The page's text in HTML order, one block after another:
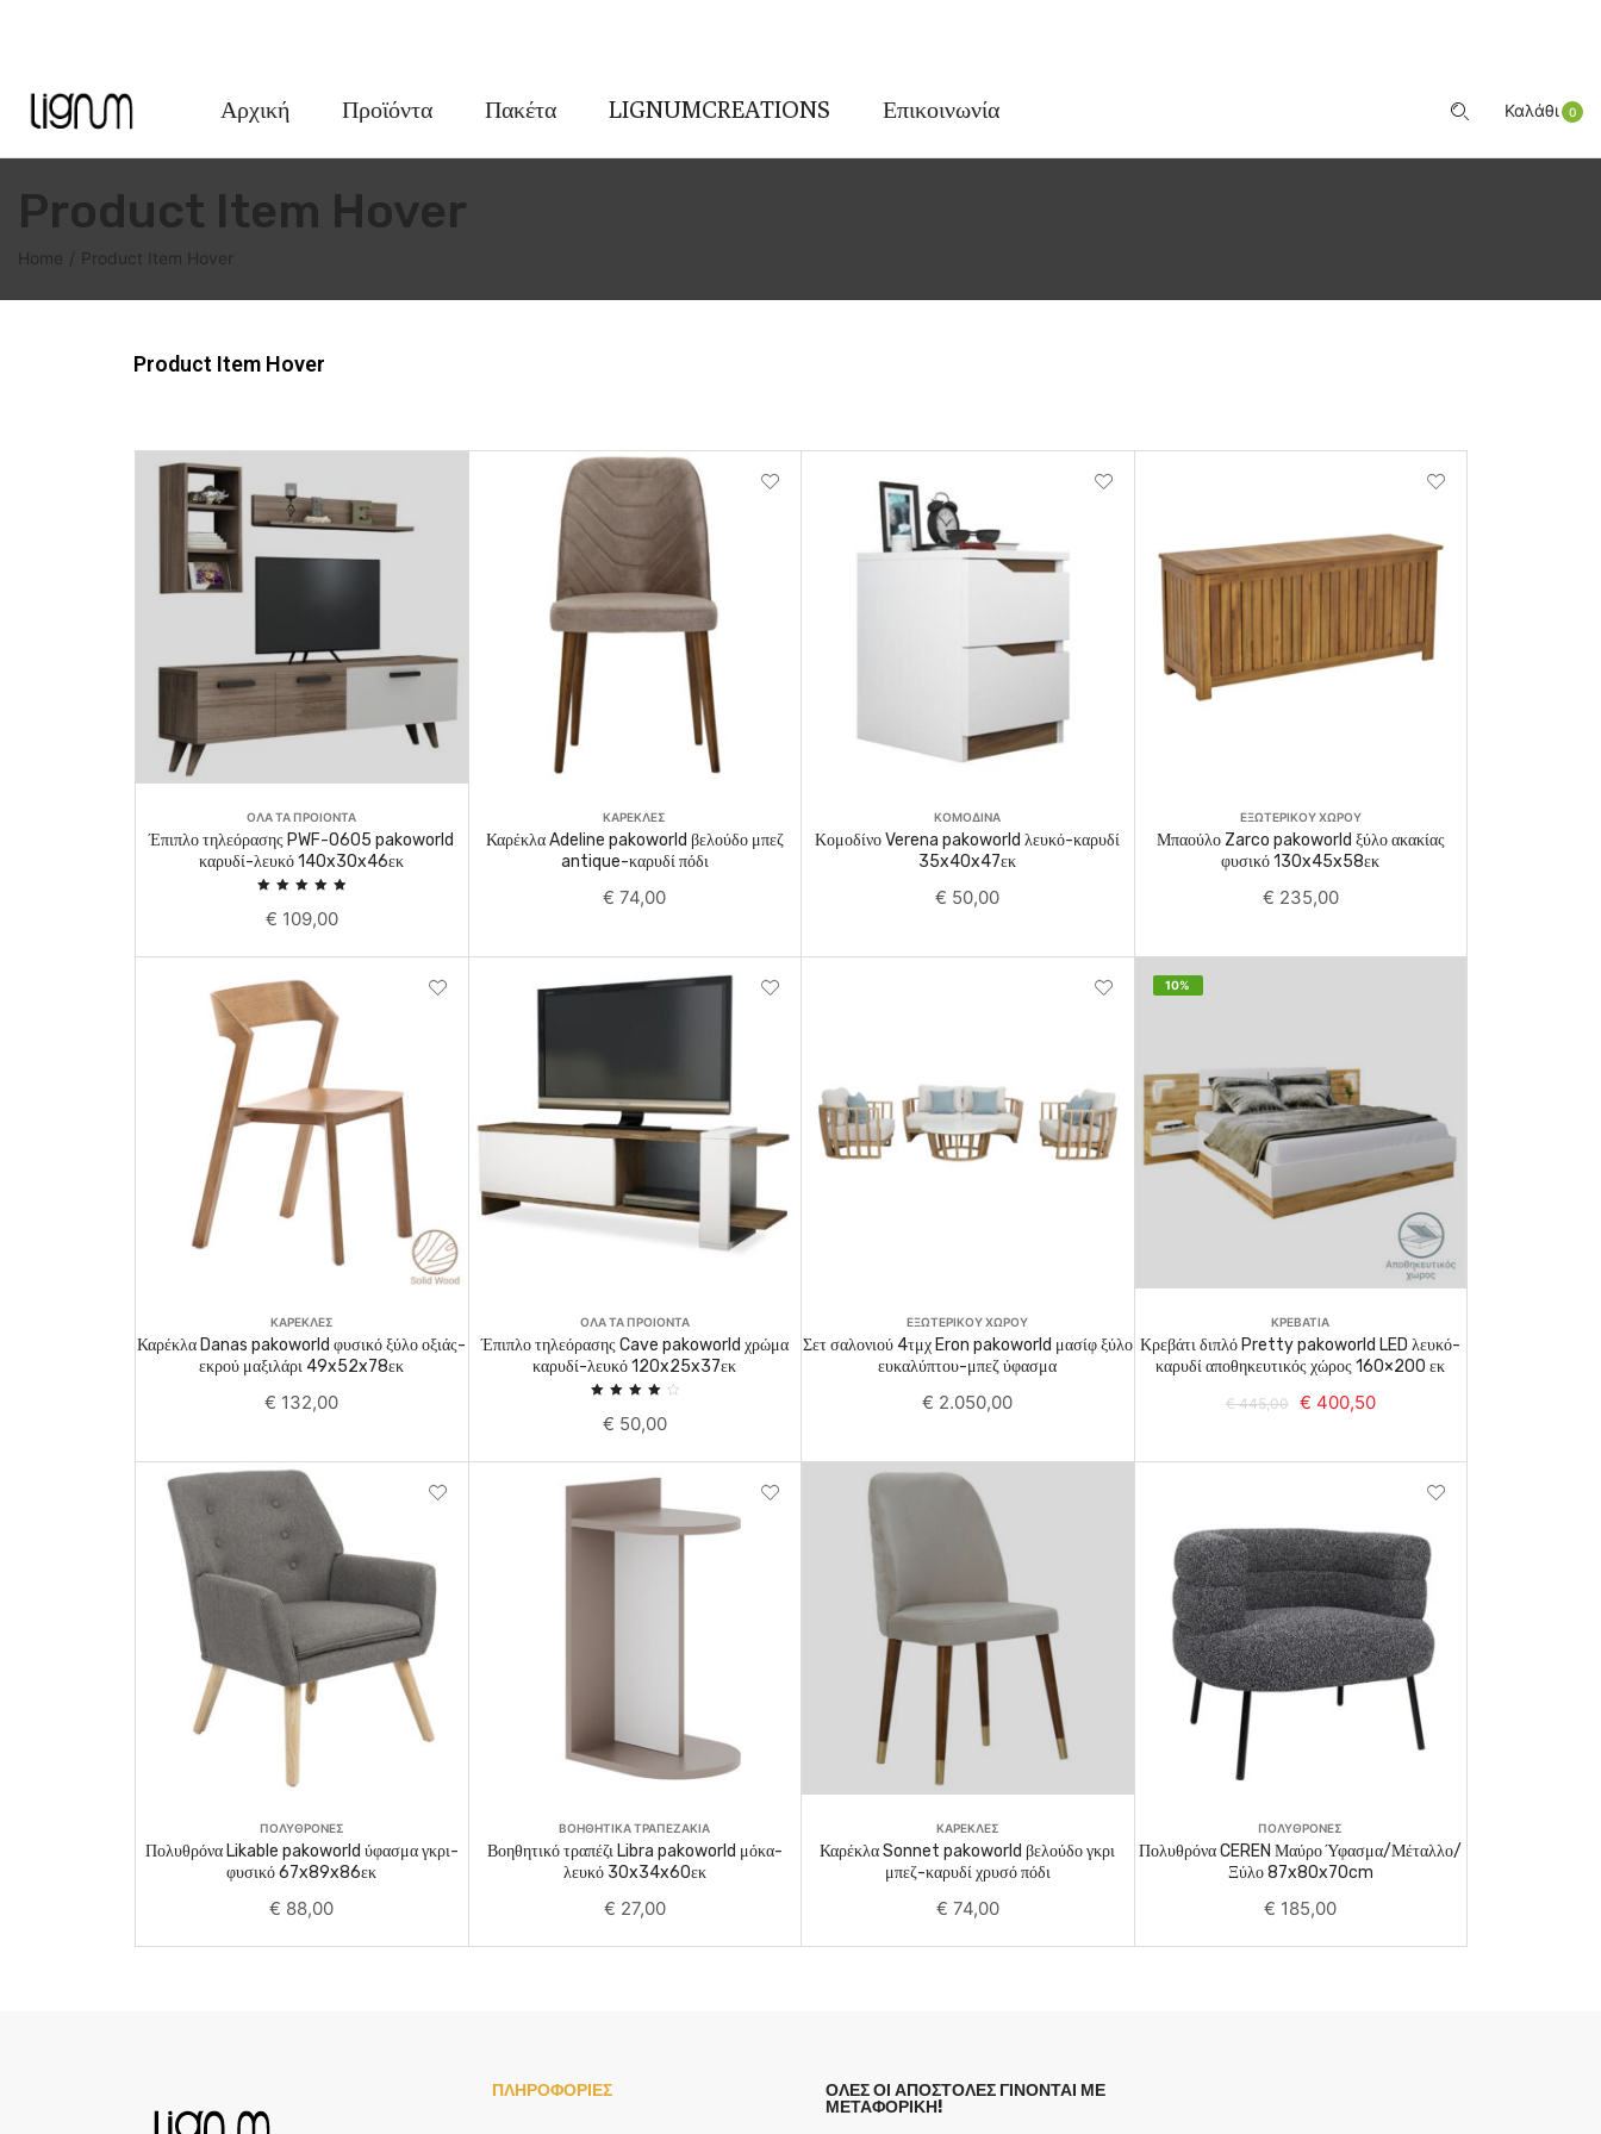
Αρχική Προϊόντα Πακέτα LIGNUMCREATIONS Επικοινωνία Καλάθι 0
Product Item Hover
Home Product Item Hover
Product Item Hover
Read More
ΟΛΑ ΤΑ ΠΡΟΙΟΝΤΑ
Έπιπλο τηλεόρασης PWF-0605 pakoworld
καρυδί-λευκό 140x30x46εκ
5.00
out of 5
€ 109,00
Add To Cart
ΚΑΡΕΚΛΕΣ
Καρέκλα Adeline pakoworld βελούδο μπεζ
antique-καρυδί πόδι
€ 74,00
Add To Cart
ΚΟΜΟΔΙΝΑ
Κομοδίνο Verena pakoworld λευκό-καρυδί
35x40x47εκ
€ 50,00
Add To Cart
ΕΞΩΤΕΡΙΚΟΥ ΧΩΡΟΥ
Μπαούλο Zarco pakoworld ξύλο ακακίας
φυσικό 130x45x58εκ
€ 235,00
Add To Cart
ΚΑΡΕΚΛΕΣ
Καρέκλα Danas pakoworld φυσικό ξύλο οξιάς-
εκρού μαξιλάρι 49x52x78εκ
€ 132,00
Add To Cart
ΟΛΑ ΤΑ ΠΡΟΙΟΝΤΑ
Έπιπλο τηλεόρασης Cave pakoworld χρώμα
καρυδί-λευκό 120x25x37εκ
4.00
out of
€ 50,00
Add To Cart
ΕΞΩΤΕΡΙΚΟΥ ΧΩΡΟΥ
Σετ σαλονιού 4τμχ Eron pakoworld μασίφ ξύλο
ευκαλύπτου-μπεζ ύφασμα
€ 2.050,00
10%
Read More
ΚΡΕΒΑΤΙΑ
Κρεβάτι διπλό Pretty pakoworld LED λευκό-
καρυδί αποθηκευτικός χώρος 160×200 εκ
€445,00 € 400,50
Add To Cart
ΠΟΛΥΘΡΟΝΕΣ
Πολυθρόνα Likable pakoworld ύφασμα γκρι-
φυσικό 67x89x86εκ
€ 88,00
Add To Cart
ΒΟΗΘΗΤΙΚΑ ΤΡΑΠΕΖΑΚΙΑ
Βοηθητικό τραπέζι Libra pakoworld μόκα-
λευκό 30x34x60εκ
€ 27,00
Read More
ΚΑΡΕΚΛΕΣ
Καρέκλα Sonnet pakoworld βελούδο γκρι
μπεζ-καρυδί χρυσό πόδι
€ 74,00
Add To Cart
ΠΟΛΥΘΡΟΝΕΣ
Πολυθρόνα CEREN Μαύρο Ύφασμα/Μέταλλο/
Ξύλο 87x80x70cm
€ 185,00
ΠΛΗΡΟΦΟΡΙΕΣ
ΟΛΕΣ ΟΙ ΑΠΟΣΤΟΛΕΣ ΓΙΝΟΝΤΑΙ ΜΕ
ΜΕΤΑΦΟΡΙΚΗ!